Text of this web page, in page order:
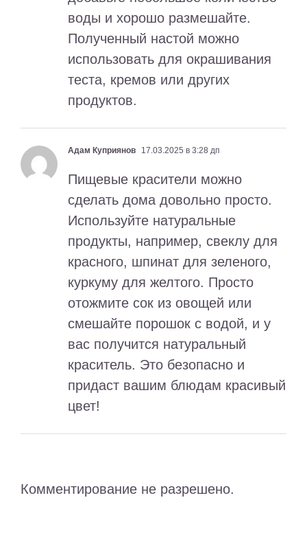
воды и хорошо размешайте.
Полученный настой можно
использовать для окрашивания
теста, кремов или других
продуктов.
Адам Куприянов 17.03.2025 в 3:28 дп
Пищевые красители можно
сделать дома довольно просто.
Используйте натуральные
продукты, например, свеклу для
красного, шпинат для зеленого,
куркуму для желтого. Просто
отожмите сок из овощей или
смешайте порошок с водой, и у
вас получится натуральный
краситель. Это безопасно и
придаст вашим блюдам красивый
цвет!
Комментирование не разрешено.